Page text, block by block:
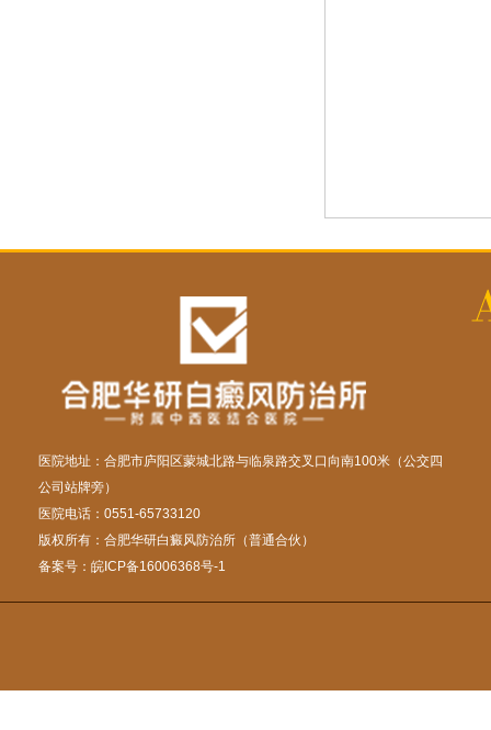
医院地址：合肥市庐阳区蒙城北路与临泉路交叉口向南100米（公交四
公司站牌旁）
医院电话：0551-65733120
版权所有：合肥华研白癜风防治所（普通合伙）
备案号： 皖ICP备16006368号-1